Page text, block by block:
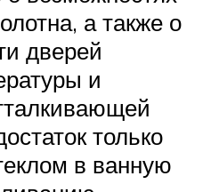
а также о
дверей
и
только
в ванную